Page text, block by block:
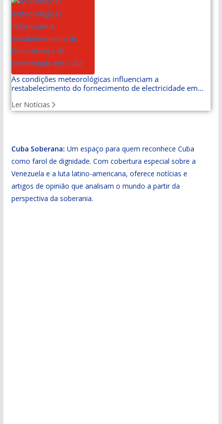
As condições meteorológicas influenciam a
restabelecimento do fornecimento de electricidade em
Ler Notícias
Cuba Soberana: Um espaço para quem reconhece Cuba
como farol de dignidade. Com cobertura especial sobre a
Venezuela e a luta latino-americana, oferece notícias e
artigos de opinião que analisam o mundo a partir da
perspectiva da soberania.